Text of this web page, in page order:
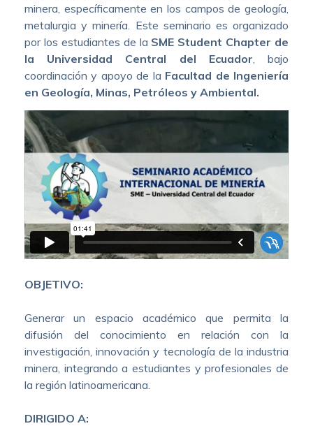
minera, específicamente en los campos de geología,
metalurgia y minería. Este seminario es organizado
por los estudiantes de la SME Student Chapter de
la Universidad Central del Ecuador, bajo
coordinación y apoyo de la Facultad de Ingeniería
en Geología, Minas, Petróleos y Ambiental.
OBJETIVO:
Generar un espacio académico que permita la
difusión del conocimiento en relación con la
investigación, innovación y tecnología de la industria
minera, integrando a estudiantes y profesionales de
la región latinoamericana.
DIRIGIDO A: